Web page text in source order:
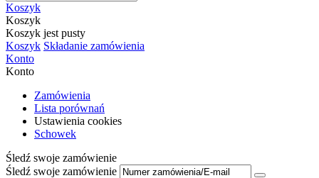
Koszyk
Koszyk
Koszyk jest pusty
Koszyk Składanie zamówienia
Konto
Konto
Zamówienia
Lista porównań
Ustawienia cookies
Schowek
Śledź swoje zamówienie
Śledź swoje zamówienie